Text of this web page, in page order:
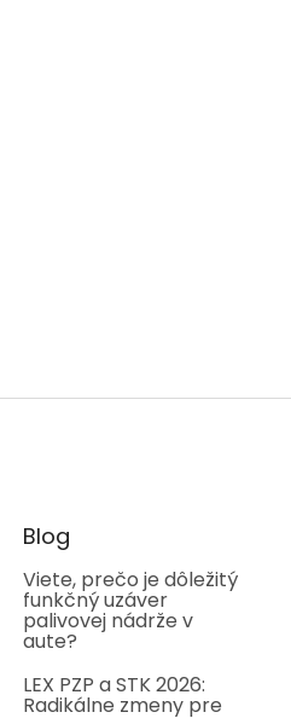
Blog
Viete, prečo je dôležitý
funkčný uzáver
palivovej nádrže v
aute?
LEX PZP a STK 2026:
Radikálne zmeny pre